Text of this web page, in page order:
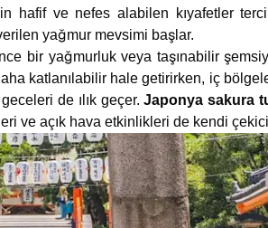
hafif ve nefes alabilen kıyafetler
yağmur mevsimi başlar.
bir yağmurluk veya taşınabilir
katlanılabilir hale getirirken, iç
de ılık geçer.Japonya sakura
ve açık hava etkinlikleri de kendi